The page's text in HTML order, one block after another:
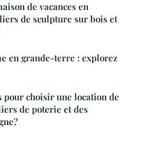
de vacances en
de sculpture sur bois et
en grande-terre : explorez
pour choisir une location de
de poterie et des